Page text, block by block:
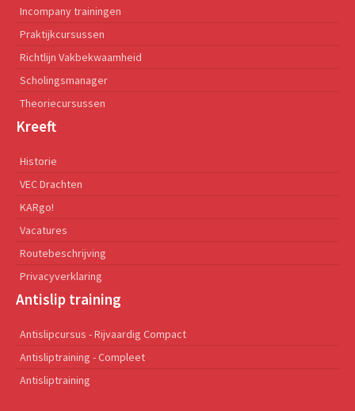
Incompany trainingen
Praktijkcursussen
Richtlijn Vakbekwaamheid
Scholingsmanager
Theoriecursussen
Kreeft
Historie
VEC Drachten
KARgo!
Vacatures
Routebeschrijving
Privacyverklaring
Antislip training
Antislipcursus - Rijvaardig Compact
Antisliptraining - Compleet
Antisliptraining